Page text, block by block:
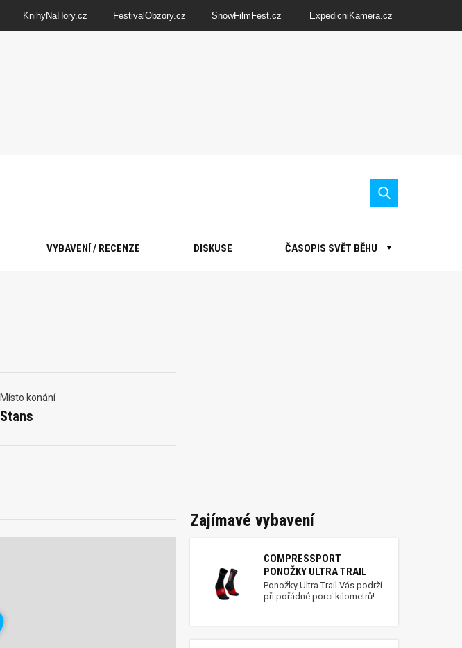
KnihyNaHory.cz FestivalObzory.cz SnowFilmFest.cz ExpedicniKamera.cz
VYBAVENÍ / RECENZE DISKUSE ČASOPIS SVĚT BĚHU
Místo konání
Stans
Zajímavé vybavení
COMPRESSPORT
PONOŽKY ULTRA TRAIL
Ponožky Ultra Trail Vás podrží
při pořádné porci kilometrů!